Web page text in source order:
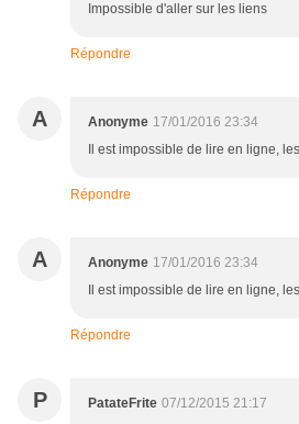
Impossible d'aller sur les liens
Répondre
A Anonyme 17/01/2016 23:34
Il est impossible de lire en ligne,
Répondre
A Anonyme 17/01/2016 23:34
Il est impossible de lire en ligne,
Répondre
P PatateFrite 07/12/2015 21:17